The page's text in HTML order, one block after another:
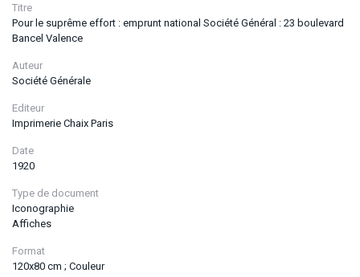
Titre
Pour le suprême effort : emprunt national Société Général : 23 boulevard
Bancel Valence
Auteur
Société Générale
Editeur
Imprimerie Chaix Paris
Date
1920
Type de document
Iconographie
Affiches
Format
120x80 cm ; Couleur